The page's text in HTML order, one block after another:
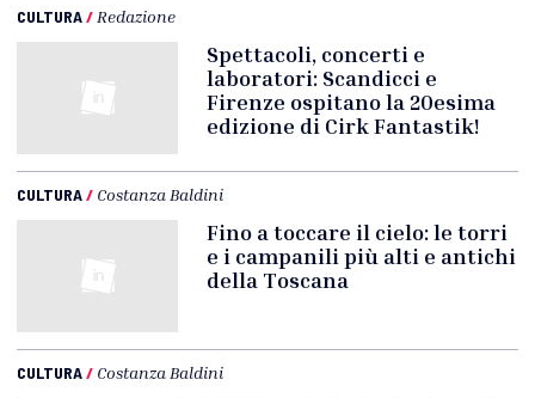
CULTURA/ Redazione
Spettacoli, concerti e
laboratori: Scandicci e
Firenze ospitano la 20esima
edizione di Cirk Fantastik!
CULTURA/ Costanza Baldini
Fino a toccare il cielo: le torri
e i campanili più alti e antichi
della Toscana
CULTURA/ Costanza Baldini